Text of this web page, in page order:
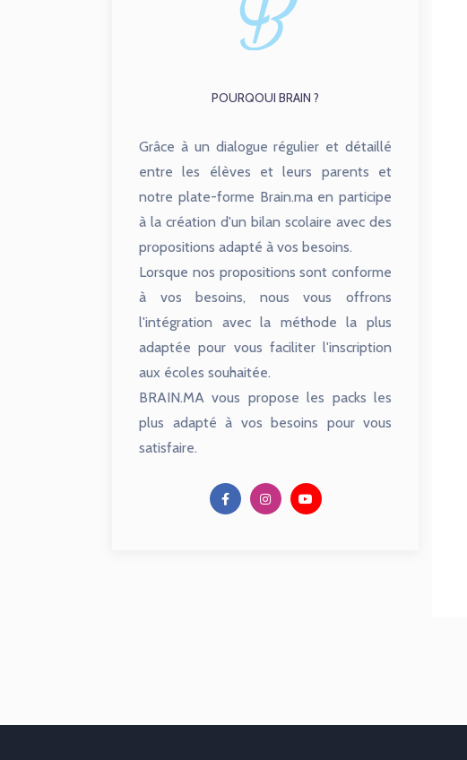
POURQOUI BRAIN ?
Grâce à un dialogue régulier et détaillé
entre les élèves et leurs parents et
notre plate-forme Brain.ma en participe
à la création d'un bilan scolaire avec des
propositions adapté à vos besoins.
Lorsque nos propositions sont conforme
à vos besoins, nous vous offrons
l'intégration avec la méthode la plus
adaptée pour vous faciliter l'inscription
aux écoles souhaitée.
BRAIN.MA vous propose les packs les
plus adapté à vos besoins pour vous
satisfaire.